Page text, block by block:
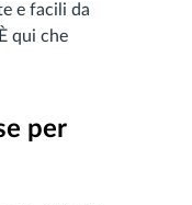
e facili da
qui che
per